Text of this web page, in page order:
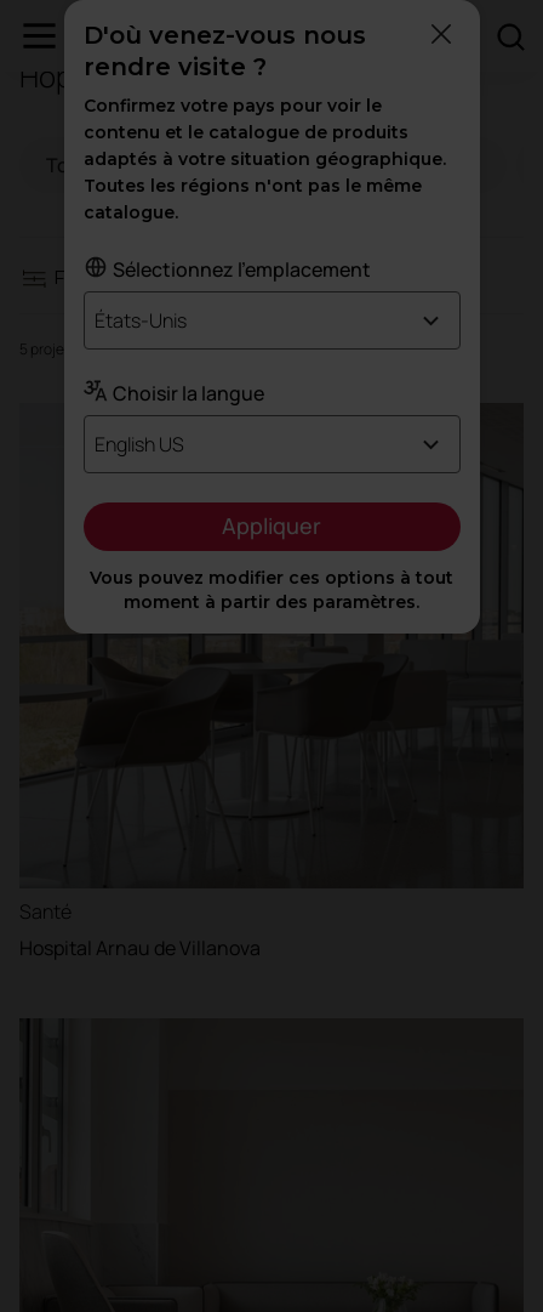
Hôpitaux
Tous Espaces de travail Hospitality
Filtres
Filtres
Espaces de travail
L'éducation
Trafic élevé
5 projets
Santé
Hospital Arnau de Villanova
D'où venez-vous nous
rendre visite ?
Confirmez votre pays pour voir le
contenu et le catalogue de produits
adaptés à votre situation géographique.
Toutes les régions n'ont pas le même
catalogue.
Sélectionnez l'emplacement
États-Unis
Choisir la langue
English US
Appliquer
Vous pouvez modifier ces options à tout
moment à partir des paramètres.